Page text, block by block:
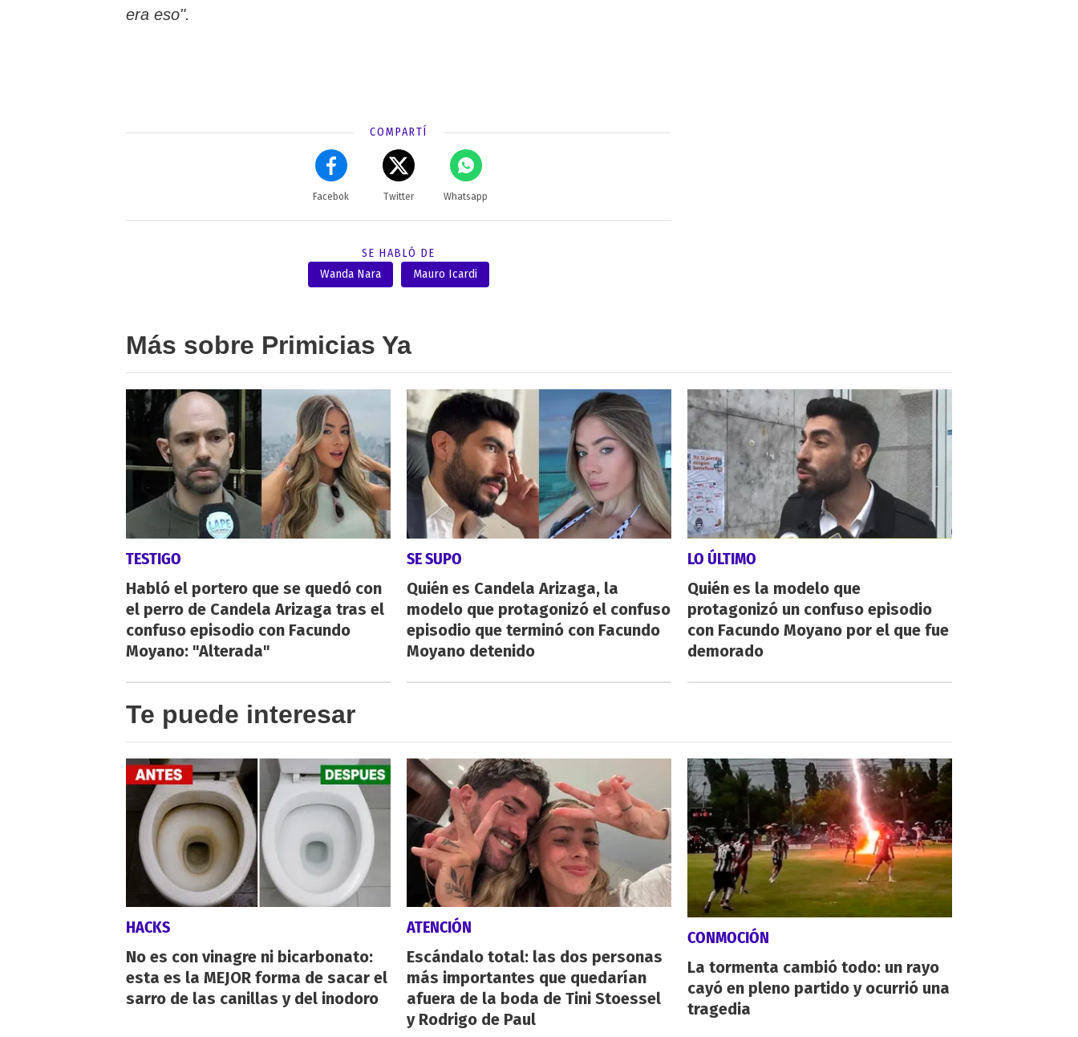
era eso".
COMPARTÍ
Facebok Twitter Whatsapp
SE HABLÓ DE
Wanda Nara
Mauro Icardi
Más sobre Primicias Ya
TESTIGO
Habló el portero que se quedó con
el perro de Candela Arizaga tras el
confuso episodio con Facundo
Moyano: "Alterada"
SE SUPO
Quién es Candela Arizaga, la
modelo que protagonizó el confuso
episodio que terminó con Facundo
Moyano detenido
LO ÚLTIMO
Quién es la modelo que
protagonizó un confuso episodio
con Facundo Moyano por el que fue
demorado
Te puede interesar
HACKS
No es con vinagre ni bicarbonato:
esta es la MEJOR forma de sacar el
sarro de las canillas y del inodoro
ATENCIÓN
Escándalo total: las dos personas
más importantes que quedarían
afuera de la boda de Tini Stoessel
y Rodrigo de Paul
CONMOCIÓN
La tormenta cambió todo: un rayo
cayó en pleno partido y ocurrió una
tragedia